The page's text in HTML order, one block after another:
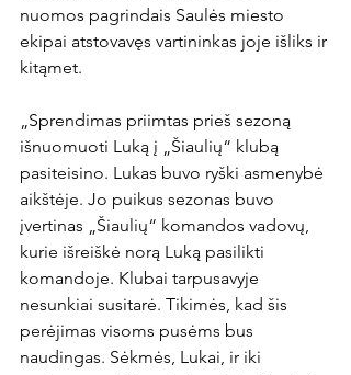
nuomos pagrindais Saulės miesto
ekipai atstovavęs vartininkas joje išliks ir
kitąmet.
„Sprendimas priimtas prieš sezoną
išnuomuoti Luką į „Šiaulių“ klubą
pasiteisino. Lukas buvo ryški asmenybė
aikštėje. Jo puikus sezonas buvo
įvertinas „Šiaulių“ komandos vadovų,
kurie išreiškė norą Luką pasilikti
komandoje. Klubai tarpusavyje
nesunkiai susitarė. Tikimės, kad šis
perėjimas visoms pusėms bus
naudingas. Sėkmės, Lukai, ir iki